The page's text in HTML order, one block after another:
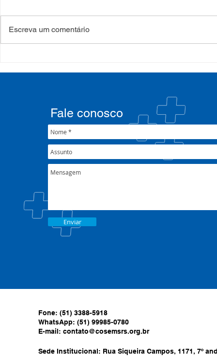
SETEC, realiza Assembleia e
COSEMS/
junto ao
Nacional
Escreva um comentário
Enviar
Fale conosco
Fone: (51) 3388-5918
WhatsApp: (51) 99985-0780
E-mail: contato@cosemsrs.org.br
Sede Institucional: Rua Siqueira Campos, 1171, 7º